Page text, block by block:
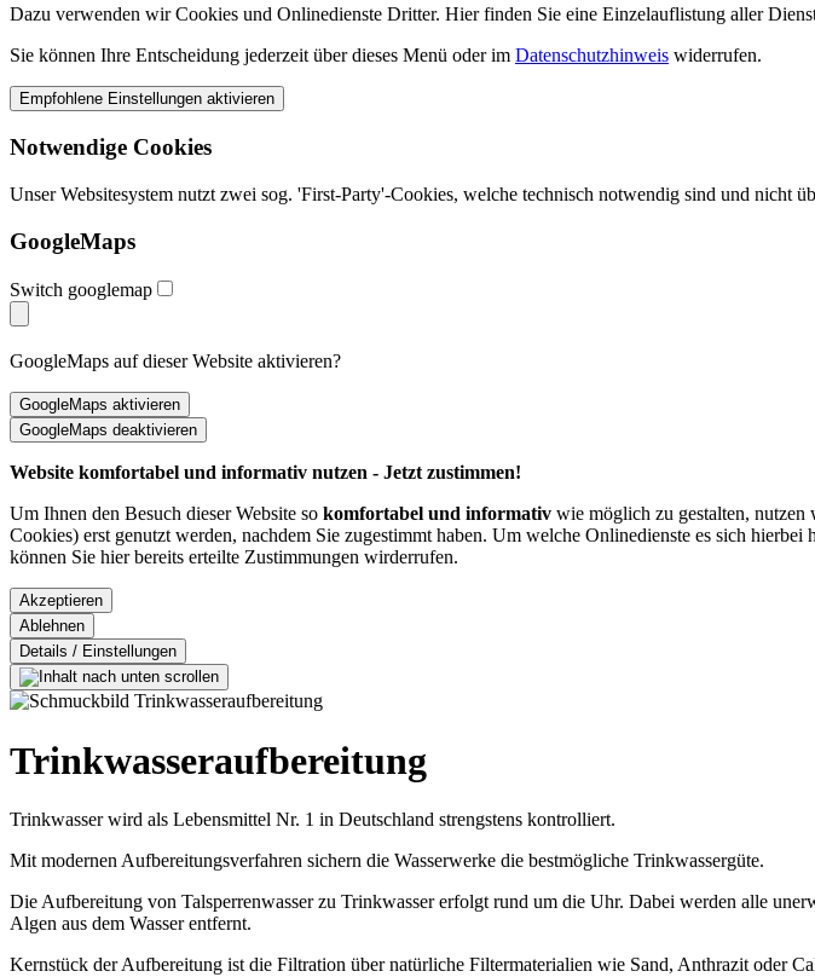
Dazu verwenden wir Cookies und Onlinedienste Dritter. Hier finden Sie eine Einzelauflistung aller
Sie können Ihre Entscheidung jederzeit über dieses Menü oder im Datenschutzhinweis widerrufen.
Notwendige Cookies
Unser Websitesystem nutzt zwei sog. 'First-Party'-Cookies, welche technisch notwendig sind und nicht
GoogleMaps
Switch googlemap
GoogleMaps auf dieser Website aktivieren?
Website komfortabel und informativ nutzen - Jetzt zustimmen!
Um Ihnen den Besuch dieser Website so komfortabel und informativ wie möglich zu gestalten,
Cookies) erst genutzt werden, nachdem Sie zugestimmt haben. Um welche Onlinedienste es sich
können Sie hier bereits erteilte Zustimmungen wirderrufen.
Trinkwasseraufbereitung
Trinkwasser wird als Lebensmittel Nr. 1 in Deutschland strengstens kontrolliert.
Mit modernen Aufbereitungsverfahren sichern die Wasserwerke die bestmögliche Trinkwassergüte.
Die Aufbereitung von Talsperrenwasser zu Trinkwasser erfolgt rund um die Uhr. Dabei werden alle
Algen aus dem Wasser entfernt.
Kernstück der Aufbereitung ist die Filtration über natürliche Filtermaterialien wie Sand, Anthrazit oder